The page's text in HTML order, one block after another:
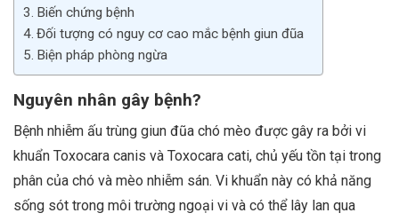
Biến chứng bệnh
Đối tượng có nguy cơ cao mắc bệnh giun đũa
Biện pháp phòng ngừa
Nguyên nhân gây bệnh?
Bệnh nhiễm ấu trùng giun đũa chó mèo được gây ra bởi vi
khuẩn Toxocara canis và Toxocara cati, chủ yếu tồn tại trong
phân của chó và mèo nhiễm sán. Vi khuẩn này có khả năng
sống sót trong môi trường ngoại vi và có thể lây lan qua